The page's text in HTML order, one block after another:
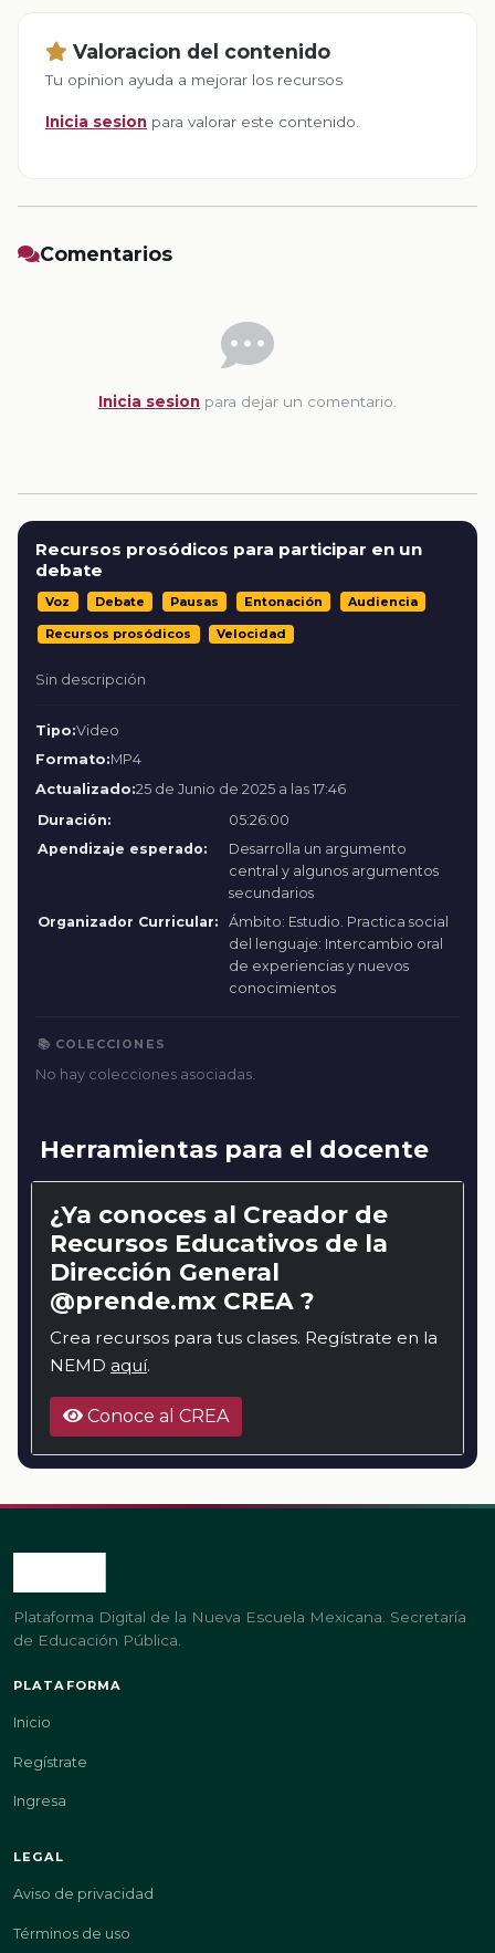
Valoracion del contenido
Tu opinion ayuda a mejorar los recursos
Inicia sesion para valorar este contenido.
Comentarios
Inicia sesion para dejar un comentario.
Recursos prosódicos para participar en un
debate
Voz Debate Pausas Entonación Audiencia
Recursos prosódicos Velocidad
Sin descripción
Tipo:Video
Formato:MP4
Actualizado:25 de Junio de 2025 a las 17:46
Duración:
05:26:00
Apendizaje esperado:
Desarrolla un argumento
central y algunos argumentos
secundarios
Organizador Curricular:
Ámbito: Estudio. Practica social
del lenguaje: Intercambio oral
de experiencias y nuevos
conocimientos
📚 COLECCIONES
No hay colecciones asociadas.
Herramientas para el docente
¿Ya conoces al Creador de
Recursos Educativos de la
Dirección General
@prende.mx CREA ?
Crea recursos para tus clases. Regístrate en la
NEMD aquí.
Conoce al CREA
Plataforma Digital de la Nueva Escuela Mexicana. Secretaría
de Educación Pública.
PLATAFORMA
Inicio
Regístrate
Ingresa
LEGAL
Aviso de privacidad
Términos de uso